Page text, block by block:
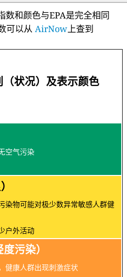
数和颜色与EPA是完全相同
可以从 AirNow上查到
状况）及表示颜色
空气污染
染物可能对极少数异常敏感人群健
户外活动
污染）
健康人群出现刺激症状